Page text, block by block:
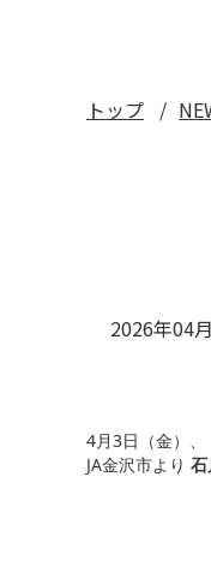
トップ
2026年04
4月3日（金）、
JA金沢市より 石